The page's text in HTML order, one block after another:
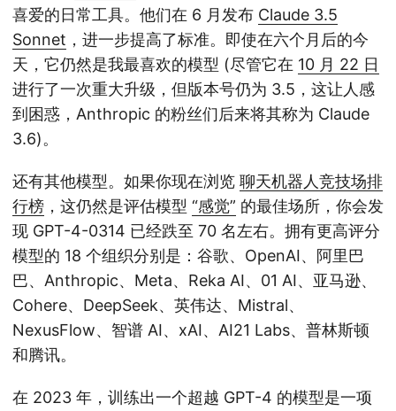
喜爱的日常工具。他们在 6 月发布 Claude 3.5
Sonnet ，进一步提高了标准。即使在六个月后的今
天，它仍然是我最喜欢的模型 (尽管它在 10 月 22 日
进行了一次重大升级，但版本号仍为 3.5，这让人感
到困惑，Anthropic 的粉丝们后来将其称为 Claude
3.6)。
还有其他模型。如果你现在浏览 聊天机器人竞技场排
行榜 ，这仍然是评估模型 “感觉” 的最佳场所，你会发
现 GPT-4-0314 已经跌至 70 名左右。拥有更高评分
模型的 18 个组织分别是：谷歌、OpenAI、阿里巴
巴、Anthropic、Meta、Reka AI、01 AI、亚马逊、
Cohere、DeepSeek、英伟达、Mistral、
NexusFlow、智谱 AI、xAI、AI21 Labs、普林斯顿
和腾讯。
在 2023 年，训练出一个超越 GPT-4 的模型是一项